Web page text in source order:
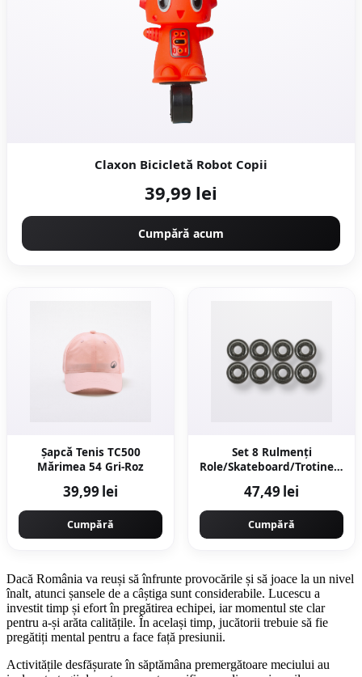
Claxon Bicicletă Robot Copii
39,99 lei
Cumpără acum
Șapcă Tenis TC500
Mărimea 54 Gri-Roz
39,99 lei
Cumpără
Set 8 Rulmenţi
Role/Skateboard/Trotinetă
47,49 lei
Cumpără
Dacă România va reuși să înfrunte provocările și să joace la un nivel
înalt, atunci șansele de a câștiga sunt considerabile. Lucescu a
investit timp și efort în pregătirea echipei, iar momentul ste clar
pentru a-și arăta calitățile. În același timp, jucătorii trebuie să fie
pregătiți mental pentru a face față presiunii.
Activitățile desfășurate în săptămâna premergătoare meciului au